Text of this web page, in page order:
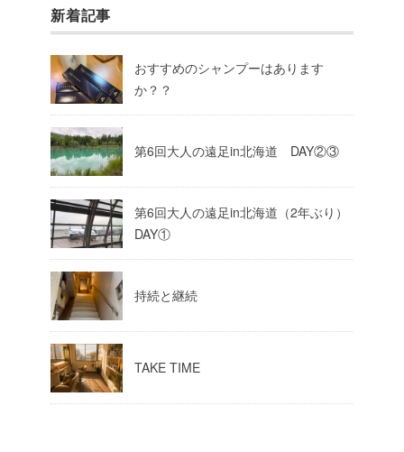
新着記事
おすすめのシャンプーはあります
か？？
第6回大人の遠足in北海道 DAY②③
第6回大人の遠足in北海道（2年ぶり）
DAY①
持続と継続
TAKE TIME